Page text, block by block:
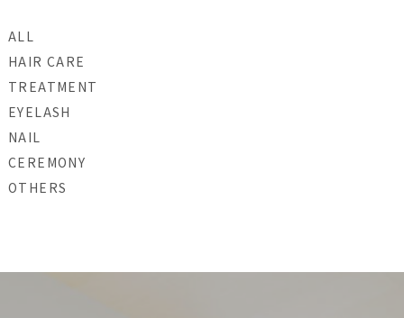
ALL
HAIR CARE
TREATMENT
EYELASH
NAIL
CEREMONY
OTHERS